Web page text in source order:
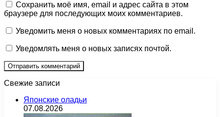
Сохранить моё имя, email и адрес сайта в этом
браузере для последующих моих комментариев.
Уведомить меня о новых комментариях по email.
Уведомлять меня о новых записях почтой.
Свежие записи
Японские оладьи
07.08.2026